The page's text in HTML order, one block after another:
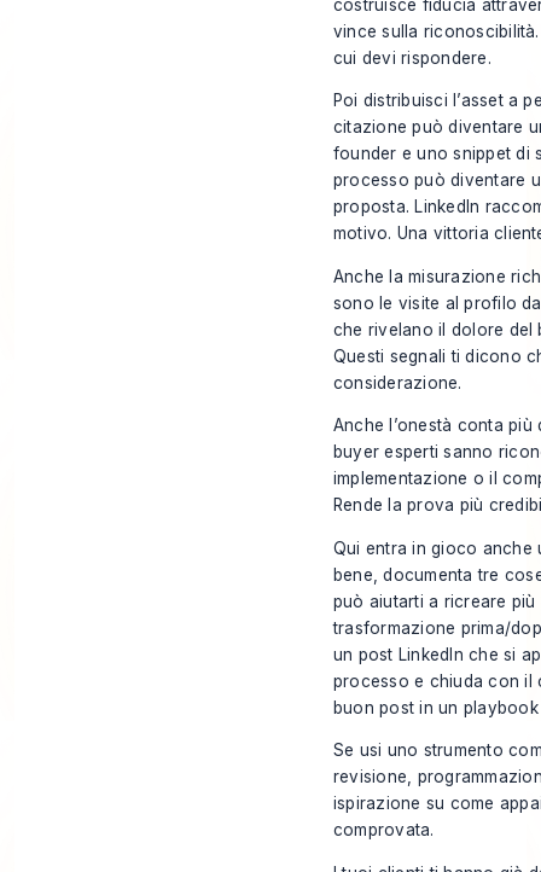
costruisce fiducia
vince sulla
cui devi rispondere.
Poi distribuisci l’asset a
citazione può diventare
founder e uno snippet di
processo può diventare
proposta. LinkedIn
motivo. Una vittoria
Anche la misurazione
sono le visite al profilo
che rivelano il dolore del
Questi segnali ti dicono
considerazione.
Anche l’onestà conta
buyer esperti sanno
implementazione o il
Rende la prova più
Qui entra in gioco anche
bene, documenta tre
può aiutarti a ricreare più
trasformazione prima/
un post LinkedIn che si
processo e chiuda con il
buon post in un
Se usi uno strumento
revisione,
ispirazione su come
comprovata.